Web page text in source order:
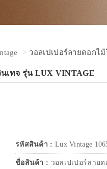
วอลเปเปอร์ลายดอกไ
เทจ รุ่น LUX VINTAGE
รหัสสินค้า : Lux Vintage
ชื่อสินค้า : วอลเปเปอร์ลาย